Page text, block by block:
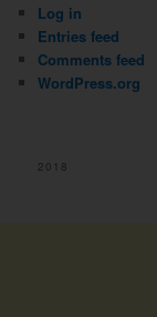
Log in
Entries feed
Comments feed
WordPress.org
2018